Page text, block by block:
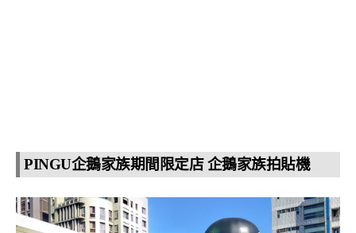
PINGU企鵝家族期間限定店 企鵝家族拍貼機